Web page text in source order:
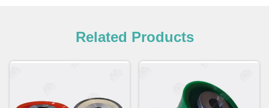
Related Products